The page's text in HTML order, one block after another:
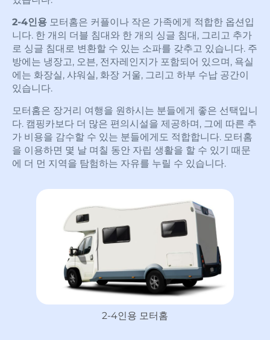
2-4인용 모터홈은 커플이나 작은 가족에게 적합한 옵션입
니다. 한 개의 더블 침대와 한 개의 싱글 침대, 그리고 추가
로 싱글 침대로 변환할 수 있는 소파를 갖추고 있습니다. 주
방에는 냉장고, 오븐, 전자레인지가 포함되어 있으며, 욕실
에는 화장실, 샤워실, 화장 거울, 그리고 하부 수납 공간이
있습니다.
모터홈은 장거리 여행을 원하시는 분들에게 좋은 선택입니
다. 캠핑카보다 더 많은 편의시설을 제공하며, 그에 따른 추
가 비용을 감수할 수 있는 분들에게도 적합합니다. 모터홈
을 이용하면 몇 날 며칠 동안 자립 생활을 할 수 있기 때문
에 더 먼 지역을 탐험하는 자유를 누릴 수 있습니다.
2-4인용 모터홈